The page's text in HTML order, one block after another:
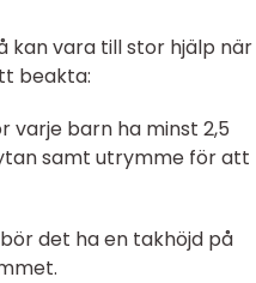
vara till stor hjälp när
beakta:
varje barn ha minst 2,5
samt utrymme för att
det ha en takhöjd på